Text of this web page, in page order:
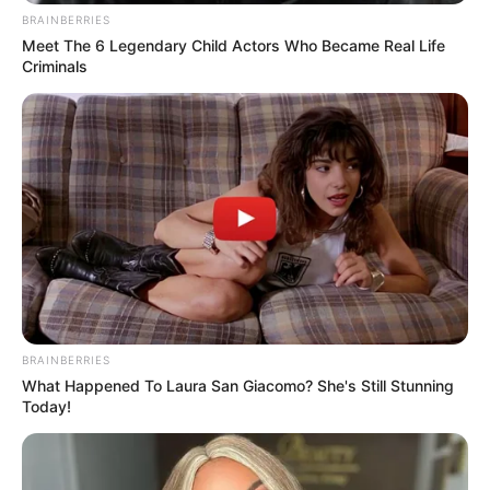
Περισσότερα νέα από την Εύβοια
Κάθε πότε κληρώνει το Τζόκερ το 2026:
Ημέρες και ώρα
Συντάξεις Οκτωβρίου 2026: Πότε θα γίνει η
πληρωμή;
Συντάξεις Σεπτεμβρίου 2026 πληρωμή
Ακολουθήστε το evianews.com στοGoogle
News
BRAINBERRIES
Meet The 6 Legendary Child Actors Who Became Real Life
Criminals
BRAINBERRIES
What Happened To Laura San Giacomo? She's Still Stunning
Today!